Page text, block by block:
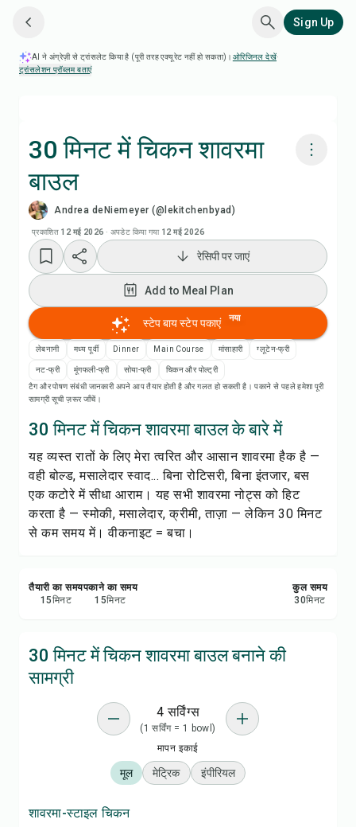
Sign Up
AI ने अंग्रेज़ी से ट्रांसलेट किया है (पूरी तरह एक्यूरेट नहीं हो सकता)। ओरिजिनल देखें·
ट्रांसलेशन प्रॉब्लम बताएं
30 मिनट में चिकन शावरमा
बाउल
Andrea deNiemeyer (@lekitchenbyad)
प्रकाशित 12 मई 2026 · अपडेट किया गया 12 मई 2026
रेसिपी वीडियो देखें
Add to Meal Plan
Add to Shopping List
रिपोर्ट करें
रेसिपी पर जाएं
Add to Meal Plan
स्टेप बाय स्टेप पकाएं नया
लेबनानी मध्य पूर्वी Dinner Main Course मांसाहारी ग्लूटेन-फ्री
नट-फ्री मूंगफली-फ्री सोया-फ्री
चिकन और पोल्ट्री
टैग और पोषण संबंधी जानकारी अपने आप तैयार होती है और गलत हो सकती है। पकाने से पहले हमेशा पूरी
सामग्री सूची ज़रूर जाँचें।
30 मिनट में चिकन शावरमा बाउल के बारे में
यह व्यस्त रातों के लिए मेरा त्वरित और आसान शावरमा हैक है —
वही बोल्ड, मसालेदार स्वाद... बिना रोटिसरी, बिना इंतजार, बस
एक कटोरे में सीधा आराम। यह सभी शावरमा नोट्स को हिट
करता है — स्मोकी, मसालेदार, क्रीमी, ताज़ा — लेकिन 30 मिनट
से कम समय में। वीकनाइट = बचा।
तैयारी का समय
15मिनट
पकाने का समय
15मिनट
कुल समय
30मिनट
30 मिनट में चिकन शावरमा बाउल बनाने की
सामग्री
4 सर्विंग्स
(1 सर्विंग = 1 bowl)
मापन इकाई
मूल मेट्रिक इंपीरियल
शावरमा-स्टाइल चिकन